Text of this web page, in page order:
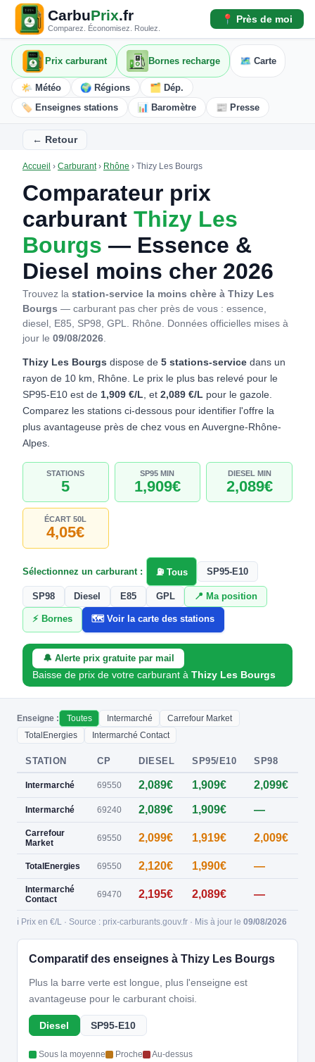
CarbuPrix.fr
Comparez. Économisez. Roulez.
📍 Près de moi
Prix carburant Bornes recharge 🗺️ Carte
🌤️ Météo 🌍 Régions
🗂️ Dép.
🏷️ Enseignes stations
📊 Baromètre 📰 Presse
← Retour
Accueil › Carburant› Rhône › Thizy Les Bourgs
Comparateur prix
carburant Thizy Les
Bourgs — Essence &
Diesel moins cher 2026
Trouvez la station-service la moins chère à Thizy Les
Bourgs — carburant pas cher près de vous : essence,
diesel, E85, SP98, GPL. Rhône. Données officielles mises à
jour le 09/08/2026.
Thizy Les Bourgs dispose de 5 stations-service dans un
rayon de 10 km, Rhône. Le prix le plus bas relevé pour le
SP95-E10 est de 1,909 €/L, et 2,089 €/L pour le gazole.
Comparez les stations ci-dessous pour identifier l'offre la
plus avantageuse près de chez vous en Auvergne-Rhône-
Alpes.
STATIONS
5
SP95 MIN
1,909€
DIESEL MIN
2,089€
ÉCART 50L
4,05€
Sélectionnez un carburant : ⛽ Tous SP95-E10
SP98 Diesel E85 GPL 📍 Ma position
⚡ Bornes 🗺️ Voir la carte des stations
🔔 Alerte prix gratuite par mail
Baisse de prix de votre carburant àThizy Les Bourgs
Enseigne : Toutes Intermarché
Carrefour Market
TotalEnergies
Intermarché Contact
STATION CP DIESEL SP95/E10 SP98
Intermarché 69550 2,089€ 1,909€ 2,099€
Intermarché 69240 2,089€ 1,909€ —
Carrefour
Market
69550 2,099€ 1,919€ 2,009€
TotalEnergies 69550 2,120€ 1,990€ —
Intermarché
Contact
69470 2,195€ 2,089€ —
ℹ️ Prix en €/L · Source : prix-carburants.gouv.fr · Mis à jour le 09/08/2026
Comparatif des enseignes à Thizy Les Bourgs
Plus la barre verte est longue, plus l'enseigne est
avantageuse pour le carburant choisi.
Diesel SP95-E10
Sous la moyenne Proche Au-dessus